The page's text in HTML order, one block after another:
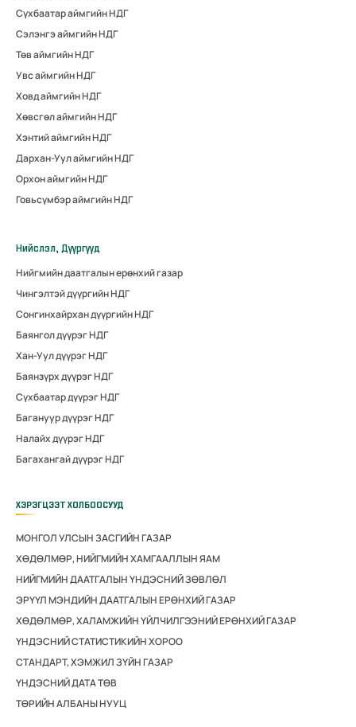
Сүхбаатар аймгийн НДГ
Сэлэнгэ аймгийн НДГ
Төв аймгийн НДГ
Увс аймгийн НДГ
Ховд аймгийн НДГ
Хөвсгөл аймгийн НДГ
Хэнтий аймгийн НДГ
Дархан-Уул аймгийн НДГ
Орхон аймгийн НДГ
Говьсүмбэр аймгийн НДГ
Нийслэл, Дүүргүүд
Нийгмийн даатгалын ерөнхий газар
Чингэлтэй дүүргийн НДГ
Сонгинхайрхан дүүргийн НДГ
Баянгол дүүрэг НДГ
Хан-Уул дүүрэг НДГ
Баянзүрх дүүрэг НДГ
Сүхбаатар дүүрэг НДГ
Багануур дүүрэг НДГ
Налайх дүүрэг НДГ
Багахангай дүүрэг НДГ
ХЭРЭГЦЭЭТ ХОЛБООСУУД
МОНГОЛ УЛСЫН ЗАСГИЙН ГАЗАР
ХӨДӨЛМӨР, НИЙГМИЙН ХАМГААЛЛЫН ЯАМ
НИЙГМИЙН ДААТГАЛЫН ҮНДЭСНИЙ ЗӨВЛӨЛ
ЭРҮҮЛ МЭНДИЙН ДААТГАЛЫН ЕРӨНХИЙ ГАЗАР
ХӨДӨЛМӨР, ХАЛАМЖИЙН ҮЙЛЧИЛГЭЭНИЙ ЕРӨНХИЙ ГАЗАР
ҮНДЭСНИЙ СТАТИСТИКИЙН ХОРОО
СТАНДАРТ, ХЭМЖИЛ ЗҮЙН ГАЗАР
ҮНДЭСНИЙ ДАТА ТӨВ
ТӨРИЙН АЛБАНЫ НУУЦ